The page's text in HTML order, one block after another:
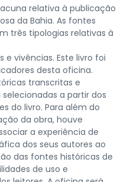
relativa à publicação
da Bahia. As fontes
três tipologias relativas à
e vivências. Este livro foi
desta oficina.
transcritas e
a partir dos
do livro. Para além do
da obra, houve
a experiência de
dos seus autores ao
das fontes históricas de
de uso e